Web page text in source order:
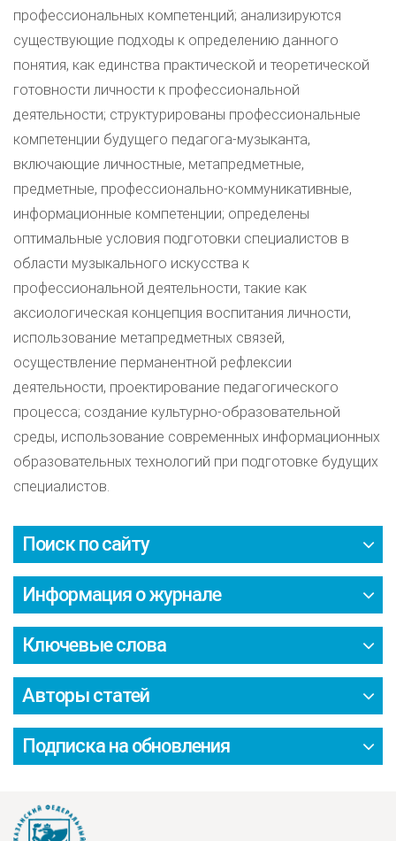
профессиональных компетенций; анализируются
существующие подходы к определению данного
понятия, как единства практической и теоретической
готовности личности к профессиональной
деятельности; структурированы профессиональные
компетенции будущего педагога-музыканта,
включающие личностные, метапредметные,
предметные, профессионально-коммуникативные,
информационные компетенции; определены
оптимальные условия подготовки специалистов в
области музыкального искусства к
профессиональной деятельности, такие как
аксиологическая концепция воспитания личности,
использование метапредметных связей,
осуществление перманентной рефлексии
деятельности, проектирование педагогического
процесса; создание культурно-образовательной
среды, использование современных информационных
образовательных технологий при подготовке будущих
специалистов.
Поиск по сайту
Информация о журнале
Ключевые слова
Авторы статей
Подписка на обновления